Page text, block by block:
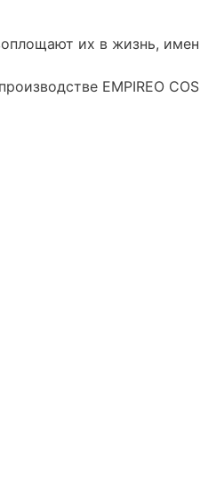
их в жизнь,
EMPIREO